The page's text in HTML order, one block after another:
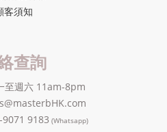
客須知
查詢
至週六 11am-8pm
9183 (Whatsapp)